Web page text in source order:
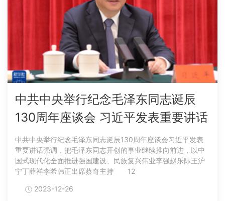
中共中央举行纪念毛泽东同志诞辰
130周年座谈会 习近平发表重要讲话
中共中央举行纪念毛泽东同志诞辰130周年座谈会习近平发表
重要讲话强调，把毛泽东同志开创的事业继续推向前进，以中
国式现代化全面推进强国建设、民族复兴伟业李强赵乐际王沪
宁丁薛祥李希韩正出席蔡奇主持 12
2023-12-26